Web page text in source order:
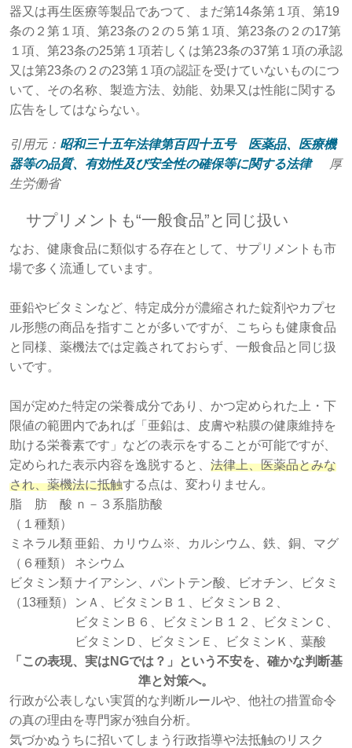
器又は再生医療等製品であつて、まだ第14条第１項、第19
条の２第１項、第23条の２の５第１項、第23条の２の17第
１項、第23条の25第１項若しくは第23条の37第１項の承認
又は第23条の２の23第１項の認証を受けていないものにつ
いて、その名称、製造方法、効能、効果又は性能に関する
広告をしてはならない。
引用元： 昭和三十五年法律第百四十五号 医薬品、医療機
器等の品質、有効性及び安全性の確保等に関する法律
厚
生労働省
サプリメントも“一般食品”と同じ扱い
なお、健康食品に類似する存在として、サプリメントも市
場で多く流通しています。
亜鉛やビタミンなど、特定成分が濃縮された錠剤やカプセ
ル形態の商品を指すことが多いですが、こちらも健康食品
と同様、薬機法では定義されておらず、一般食品と同じ扱
いです。
国が定めた特定の栄養成分であり、かつ定められた上・下
限値の範囲内であれば「亜鉛は、皮膚や粘膜の健康維持を
助ける栄養素です」などの表示をすることが可能ですが、
定められた表示内容を逸脱すると、 法律上、医薬品とみな
され、薬機法に抵触する点は、変わりません。
脂 肪 酸
（１種類）
ｎ－３系脂肪酸
ミネラル類
（６種類）
亜鉛、カリウム※、カルシウム、鉄、銅、マグ
ネシウム
ビタミン類
（13種類）
ナイアシン、パントテン酸、ビオチン、ビタミ
ンＡ、ビタミンＢ１、ビタミンＢ２、
ビタミンＢ６、ビタミンＢ１２、ビタミンＣ、
ビタミンＤ、ビタミンＥ、ビタミンＫ、葉酸
「この表現、実はNGでは？」という不安を、確かな判断基
準と対策へ。
行政が公表しない実質的な判断ルールや、他社の措置命令
の真の理由を専門家が独自分析。
気づかぬうちに招いてしまう行政指導や法抵触のリスク